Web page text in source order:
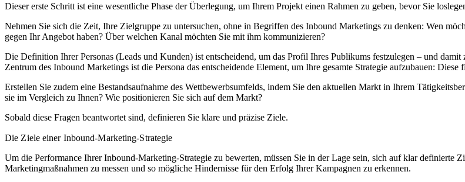
Dieser erste Schritt ist eine wesentliche Phase der Überlegung, um Ihrem Projekt einen Rahmen zu geben, bevor Sie
Nehmen Sie sich die Zeit, Ihre Zielgruppe zu untersuchen, ohne in Begriffen des Inbound Marketings zu denken: Wen
gegen Ihr Angebot haben? Über welchen Kanal möchten Sie mit ihm kommunizieren?
Die Definition Ihrer Personas (Leads und Kunden) ist entscheidend, um das Profil Ihres Publikums festzulegen – und
Zentrum des Inbound Marketings ist die Persona das entscheidende Element, um Ihre gesamte Strategie aufzubauen:
Erstellen Sie zudem eine Bestandsaufnahme des Wettbewerbsumfelds, indem Sie den aktuellen Markt in Ihrem
sie im Vergleich zu Ihnen? Wie positionieren Sie sich auf dem Markt?
Sobald diese Fragen beantwortet sind, definieren Sie klare und präzise Ziele.
Die Ziele einer Inbound-Marketing-Strategie
Um die Performance Ihrer Inbound-Marketing-Strategie zu bewerten, müssen Sie in der Lage sein, sich auf klar definierte
Marketingmaßnahmen zu messen und so mögliche Hindernisse für den Erfolg Ihrer Kampagnen zu erkennen.